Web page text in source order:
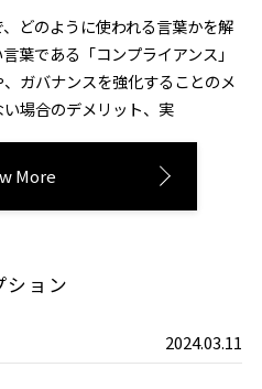
どのように使われる言葉かを解
葉である「コンプライアンス」
ガバナンスを強化することのメ
場合のデメリット、実
More
2024.03.11